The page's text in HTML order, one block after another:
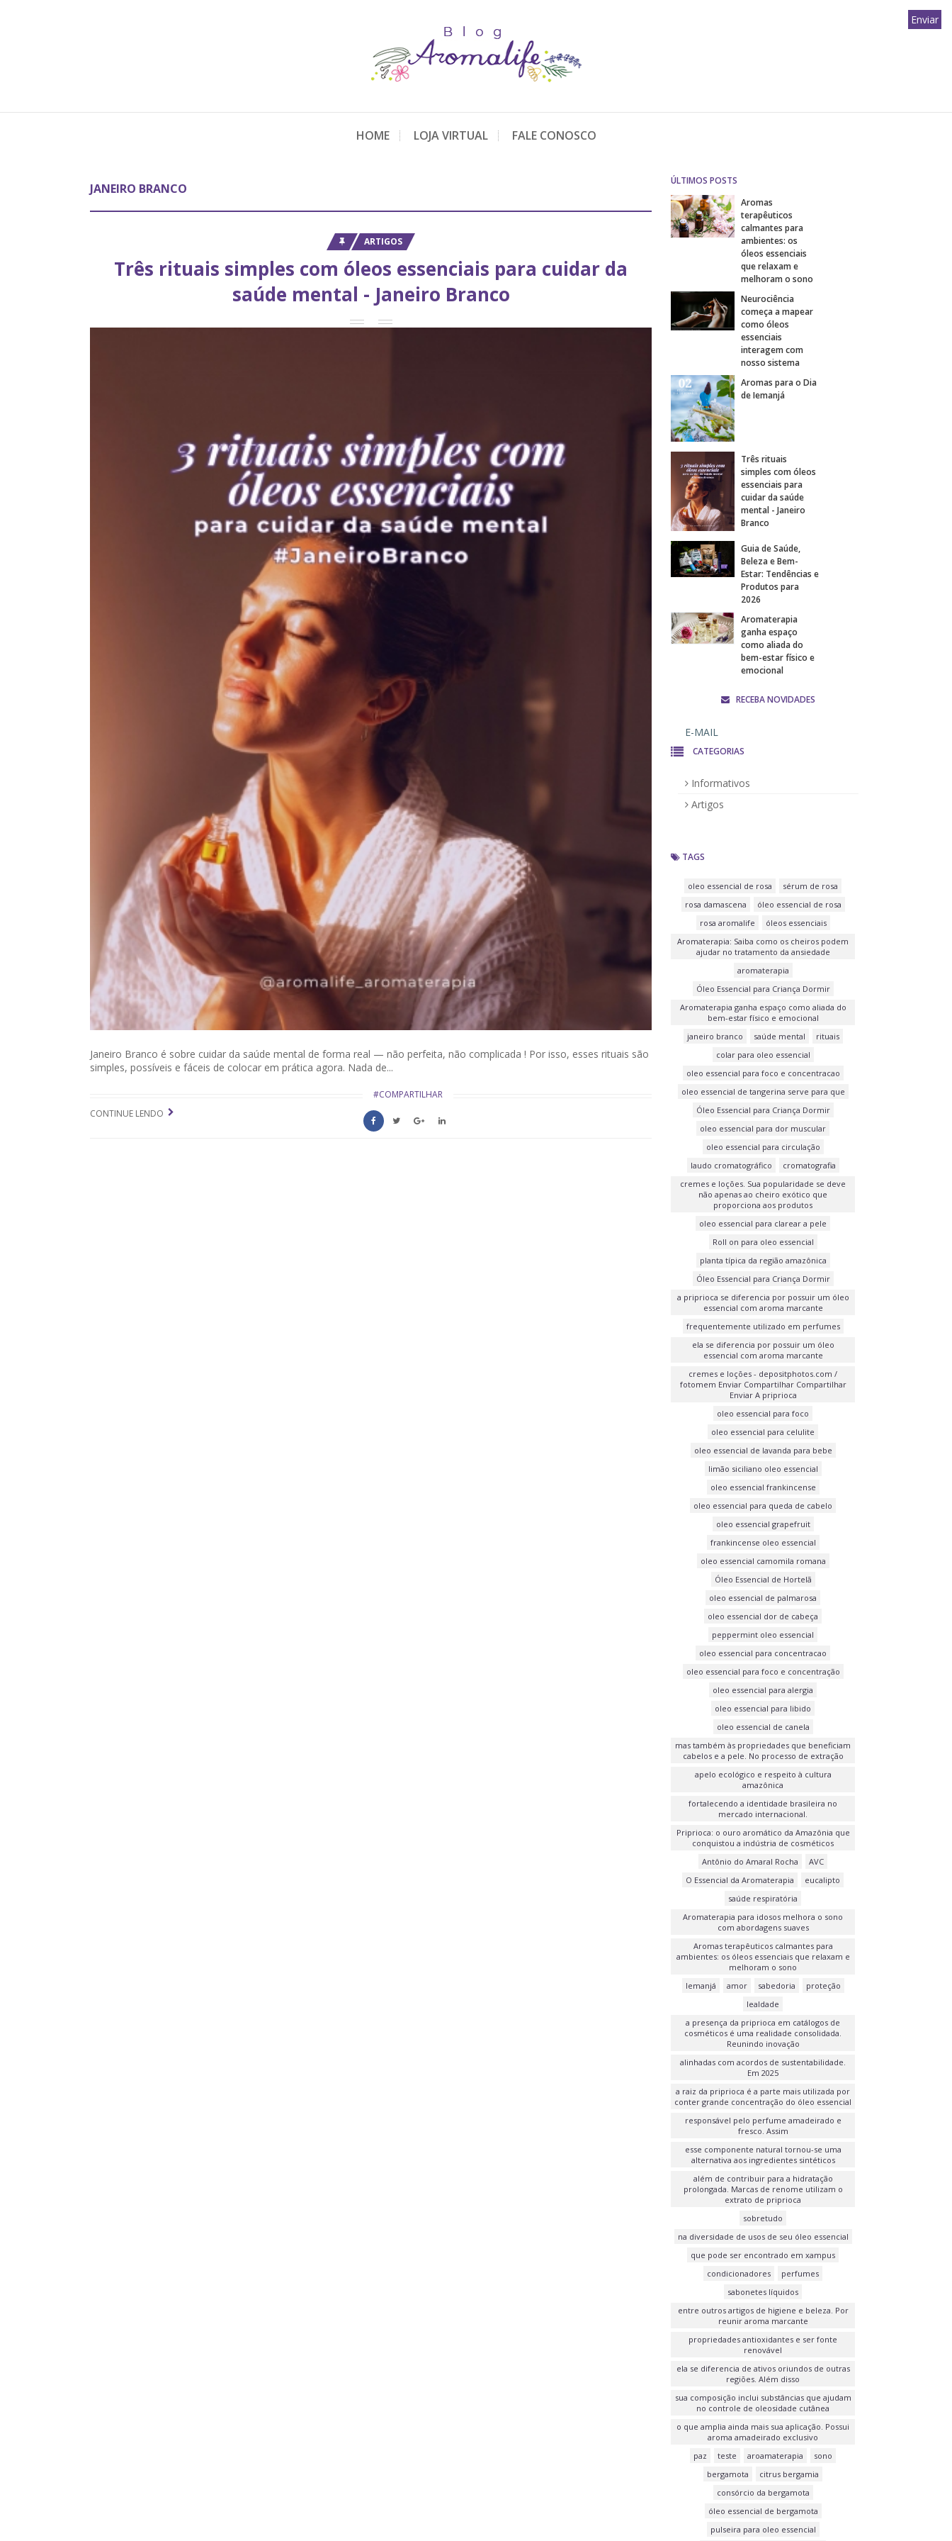
HOME LOJA VIRTUAL FALE CONOSCO
JANEIRO BRANCO
ARTIGOS
Três rituais simples com óleos essenciais para cuidar da
saúde mental - Janeiro Branco
Janeiro Branco é sobre cuidar da saúde mental de forma real — não perfeita, não complicada ! Por isso, esses rituais são
simples, possíveis e fáceis de colocar em prática agora. Nada de...
CONTINUE LENDO
#COMPARTILHAR
ÚLTIMOS POSTS
Aromas
terapêuticos
calmantes para
ambientes: os
óleos essenciais
que relaxam e
melhoram o sono
Neurociência
começa a mapear
como óleos
essenciais
interagem com
nosso sistema
Aromas para o Dia
de Iemanjá
Três rituais
simples com óleos
essenciais para
cuidar da saúde
mental - Janeiro
Branco
Guia de Saúde,
Beleza e Bem-
Estar: Tendências e
Produtos para
2026
Aromaterapia
ganha espaço
como aliada do
bem-estar físico e
emocional
RECEBA NOVIDADES
CATEGORIAS
Informativos
Artigos
TAGS
oleo essencial de rosa
sérum de rosa
rosa damascena
óleo essencial de rosa
rosa aromalife
óleos essenciais
Aromaterapia: Saiba como os cheiros podem
ajudar no tratamento da ansiedade
aromaterapia
Óleo Essencial para Criança Dormir
Aromaterapia ganha espaço como aliada do
bem-estar físico e emocional
janeiro branco
saúde mental
rituais
colar para oleo essencial
oleo essencial para foco e concentracao
oleo essencial de tangerina serve para que
Óleo Essencial para Criança Dormir
oleo essencial para dor muscular
oleo essencial para circulação
laudo cromatográfico
cromatografia
cremes e loções. Sua popularidade se deve
não apenas ao cheiro exótico que
proporciona aos produtos
oleo essencial para clarear a pele
Roll on para oleo essencial
planta típica da região amazônica
Óleo Essencial para Criança Dormir
a priprioca se diferencia por possuir um óleo
essencial com aroma marcante
frequentemente utilizado em perfumes
ela se diferencia por possuir um óleo
essencial com aroma marcante
cremes e loções - depositphotos.com /
fotomem Enviar Compartilhar Compartilhar
Enviar A priprioca
oleo essencial para foco
oleo essencial para celulite
oleo essencial de lavanda para bebe
limão siciliano oleo essencial
oleo essencial frankincense
oleo essencial para queda de cabelo
oleo essencial grapefruit
frankincense oleo essencial
oleo essencial camomila romana
Óleo Essencial de Hortelã
oleo essencial de palmarosa
oleo essencial dor de cabeça
peppermint oleo essencial
oleo essencial para concentracao
oleo essencial para foco e concentração
oleo essencial para alergia
oleo essencial para libido
oleo essencial de canela
mas também às propriedades que beneficiam
cabelos e a pele. No processo de extração
apelo ecológico e respeito à cultura
amazônica
fortalecendo a identidade brasileira no
mercado internacional.
Priprioca: o ouro aromático da Amazônia que
conquistou a indústria de cosméticos
Antônio do Amaral Rocha
AVC
O Essencial da Aromaterapia
eucalipto
saúde respiratória
Aromaterapia para idosos melhora o sono
com abordagens suaves
Aromas terapêuticos calmantes para
ambientes: os óleos essenciais que relaxam e
melhoram o sono
Iemanjá
amor sabedoria
proteção
lealdade
a presença da priprioca em catálogos de
cosméticos é uma realidade consolidada.
Reunindo inovação
alinhadas com acordos de sustentabilidade.
Em 2025
a raiz da priprioca é a parte mais utilizada por
conter grande concentração do óleo essencial
responsável pelo perfume amadeirado e
fresco. Assim
esse componente natural tornou-se uma
alternativa aos ingredientes sintéticos
além de contribuir para a hidratação
prolongada. Marcas de renome utilizam o
extrato de priprioca
sobretudo
na diversidade de usos de seu óleo essencial
que pode ser encontrado em xampus
condicionadores
perfumes
sabonetes líquidos
entre outros artigos de higiene e beleza. Por
reunir aroma marcante
propriedades antioxidantes e ser fonte
renovável
ela se diferencia de ativos oriundos de outras
regiões. Além disso
sua composição inclui substâncias que ajudam
no controle de oleosidade cutânea
o que amplia ainda mais sua aplicação. Possui
aroma amadeirado exclusivo
paz
teste aroamaterapia
sono
bergamota
citrus bergamia
consórcio da bergamota
óleo essencial de bergamota
pulseira para oleo essencial